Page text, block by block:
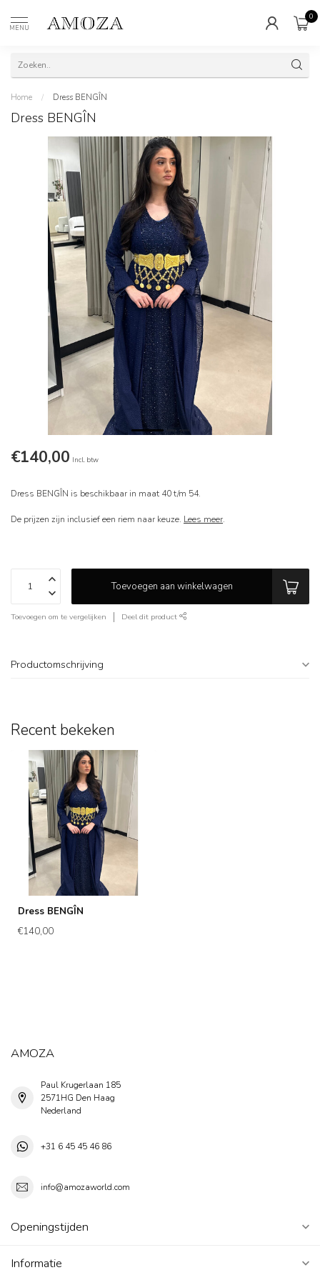
MENU
0
Home / Dress BENGÎN
Dress BENGÎN
€140,00 Incl. btw
Dress BENGÎN is beschikbaar in maat 40 t/m 54.
De prijzen zijn inclusief een riem naar keuze. Lees meer.
Toevoegen aan winkelwagen
Toevoegen om te vergelijken Deel dit product
Productomschrijving
Recent bekeken
Dress BENGÎN
€140,00
AMOZA
Paul Krugerlaan 185
2571HG Den Haag
Nederland
+31 6 45 45 46 86
info@amozaworld.com
Openingstijden
Informatie